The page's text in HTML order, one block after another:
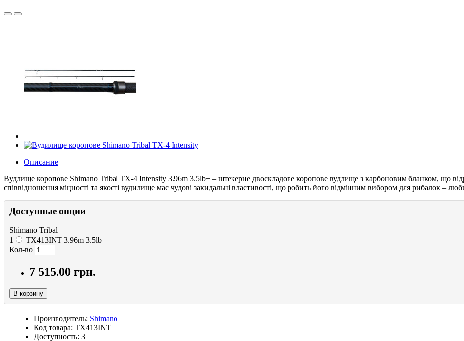
Описание
Вудлище коропове Shimano Tribal TX-4 Intensity 3.96m 3.5lb+ – штекерне двоскладове коропове вудлище з карбоновим бланком, що
співвідношення міцності та якості вудилище має чудові закидальні властивості, що робить його відмінним вибором для рибалок –
Доступные опции
Shimano Tribal
1
TX413INT 3.96m 3.5lb+
Кол-во
7 515.00 грн.
В корзину
Производитель: Shimano
Код товара: TX413INT
Доступность: 3